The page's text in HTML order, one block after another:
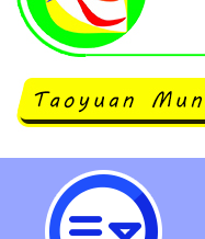
neilrpjhstyc